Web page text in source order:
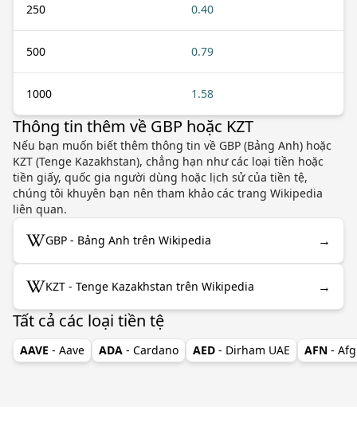
250 0.40
500 0.79
1000 1.58
Thông tin thêm về GBP hoặc KZT
Nếu bạn muốn biết thêm thông tin về GBP (Bảng Anh) hoặc
KZT (Tenge Kazakhstan), chẳng hạn như các loại tiền hoặc
tiền giấy, quốc gia người dùng hoặc lịch sử của tiền tệ,
chúng tôi khuyên bạn nên tham khảo các trang Wikipedia
liên quan.
GBP - Bảng Anh trên Wikipedia →
KZT - Tenge Kazakhstan trên Wikipedia →
Tất cả các loại tiền tệ
AAVE - Aave ADA - Cardano AED - Dirham UAE AFN -